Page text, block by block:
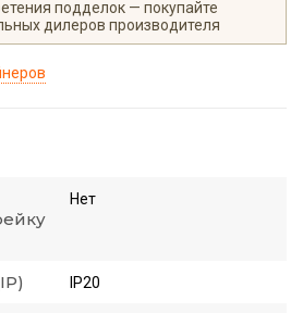
подделок — покупайте
дилеров производителя
Нет
IP20